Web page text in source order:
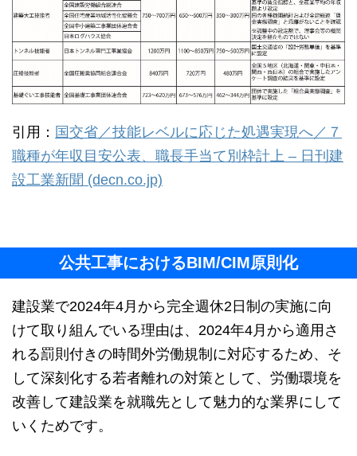
引用： 国交省／技能レベルに応じた処遇実現へ／７
職種が年収目安公表、職長手当て別枠計上 – 日刊建
設工業新聞 (decn.co.jp)
公共工事におけるBIM/CIM原則化
建設業で2024年4月から完全週休2日制の実施に向
けて取り組んでいる理由は、2024年4月から適用さ
れる罰則付きの時間外労働規制に対応するため、そ
して深刻化する若者離れの対策として、労働環境を
改善して建設業を就職先として魅力的な業界にして
いくためです。